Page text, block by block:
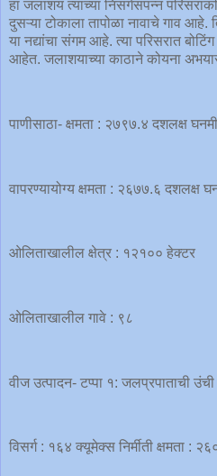
हा जलाशय त्याच्या निसर्गसंपन्न
दुसऱ्या टोकाला तापोळा नावाचे गाव
या नद्यांचा संगम आहे. त्या परिसरात
आहेत. जलाशयाच्या काठाने कोयना
पाणीसाठा- क्षमता : २७९७.४ दशलक्ष
वापरण्यायोग्य क्षमता : २६७७.६ दशलक्ष
ओलिताखालील क्षेत्र : १२१०० हेक्टर
ओलिताखालील गावे : ९८
वीज उत्पादन- टप्पा १: जलप्रपाताची
विसर्ग : १६४ क्यूमेक्स निर्मीती क्षमता :